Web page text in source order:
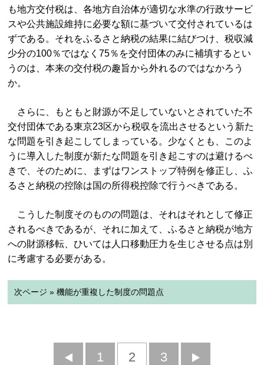
も地方交付税は、各地方自治体が適切な水準の行政サービ
スや公共施設維持に必要な額に基づいて交付されているは
ずである。それをふるさと納税の結果に結びつけ、税収減
少分の100％ではなく75％を交付団体のみに補填するとい
うのは、本来の交付税の趣旨から外れるのではなかろう
か。
さらに、もともと財源が不足していないとされていた不
交付団体である東京23区から税収を流出させるという新た
な問題を引き起こしてしまっている。少なくとも、このよ
うに導入した制度が新たな問題を引き起こすのは避けるべ
きで、そのために、まずはワンストップ特例を修正し、ふ
るさと納税の控除は国の所得税控除で行うべきである。
こうした制度そのものの問題は、それはそれとして修正
されるべきであるが、それに加えて、ふるさと納税が地方
への財源移転、ひいては人口移動圧力を生じさせる点は別
に考慮する必要がある。
次ページ » 機能が重複した制度の問題点
前
1 2 3